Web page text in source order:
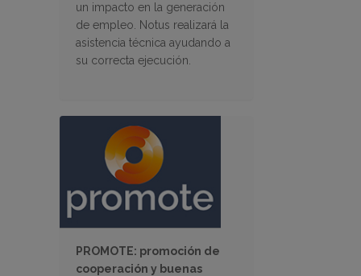
un impacto en la generación
de empleo. Notus realizará la
asistencia técnica ayudando a
su correcta ejecución.
PROMOTE: promoción de
cooperación y buenas